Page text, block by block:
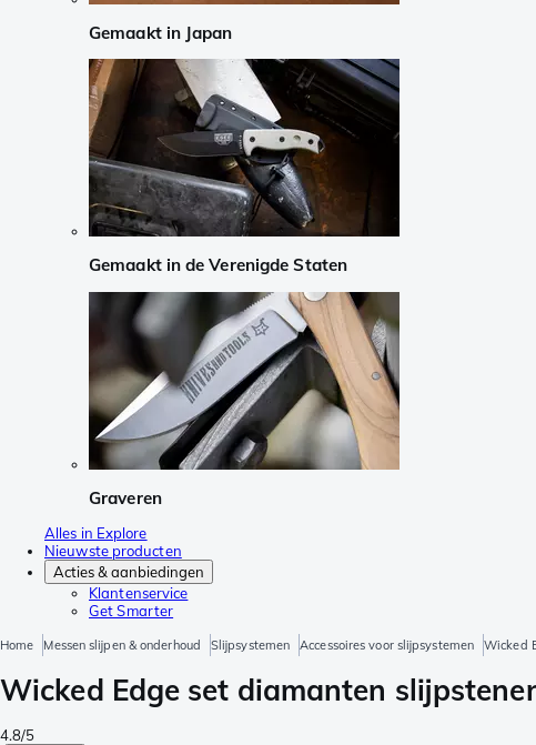
Gemaakt in Japan
Gemaakt in de Verenigde Staten
Graveren
Alles in Explore
Nieuwste producten
Acties & aanbiedingen
Klantenservice
Get Smarter
Home Messen slijpen & onderhoud Slijpsystemen Accessoires voor slijpsystemen Wicked
Wicked Edge set diamanten
4.8/5